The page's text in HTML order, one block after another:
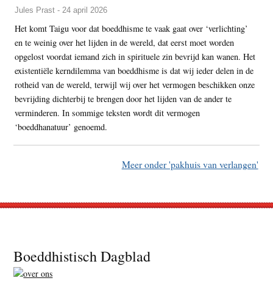
Jules Prast - 24 april 2026
Het komt Taigu voor dat boeddhisme te vaak gaat over ‘verlichting’
en te weinig over het lijden in de wereld, dat eerst moet worden
opgelost voordat iemand zich in spirituele zin bevrijd kan wanen. Het
existentiële kerndilemma van boeddhisme is dat wij ieder delen in de
rotheid van de wereld, terwijl wij over het vermogen beschikken onze
bevrijding dichterbij te brengen door het lijden van de ander te
verminderen. In sommige teksten wordt dit vermogen
‘boeddhanatuur’ genoemd.
Meer onder 'pakhuis van verlangen'
Footer
Boeddhistisch Dagblad